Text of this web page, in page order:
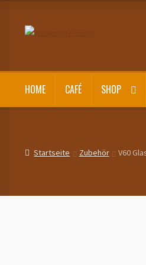
Zur
Zum
HOME CAFÉ SHOP
Startseite Zubehör V60